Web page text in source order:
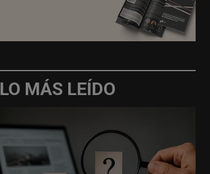
LO MÁS LEÍDO